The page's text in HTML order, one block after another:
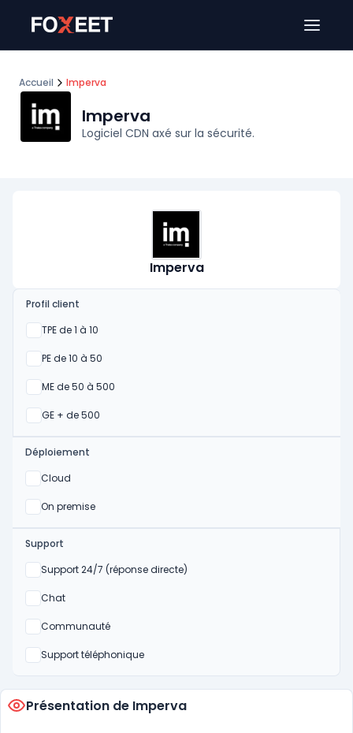
Accueil Imperva
Imperva
Logiciel CDN axé sur la sécurité.
Imperva
Profil client
TPE de 1 à 10
Oui
PE de 10 à 50
Oui
ME de 50 à 500
Oui
GE + de 500
Oui
Déploiement
Cloud
Oui
On premise
Oui
Support
Support 24/7 (réponse directe)
Non
Chat
Non
Communauté
Non
Support téléphonique
Non
Présentation de Imperva